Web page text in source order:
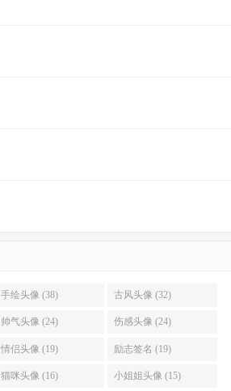
手绘头像 (38) 古风头像 (32)
帅气头像 (24) 伤感头像 (24)
情侣头像 (19) 励志签名 (19)
猫咪头像 (16) 小姐姐头像 (15)